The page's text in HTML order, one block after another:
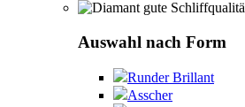
Auswahl nach Form
Runder Brillant
Asscher